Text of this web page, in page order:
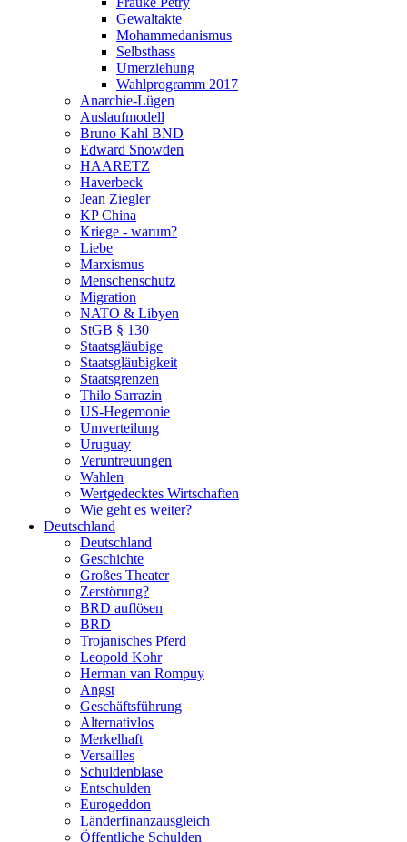
Gewaltakte
Mohammedanismus
Selbsthass
Umerziehung
Wahlprogramm 2017
Anarchie-Lügen
Auslaufmodell
Bruno Kahl BND
Edward Snowden
HAARETZ
Haverbeck
Jean Ziegler
KP China
Kriege - warum?
Liebe
Marxismus
Menschenschutz
Migration
NATO & Libyen
StGB § 130
Staatsgläubige
Staatsgläubigkeit
Staatsgrenzen
Thilo Sarrazin
US-Hegemonie
Umverteilung
Uruguay
Veruntreuungen
Wahlen
Wertgedecktes Wirtschaften
Wie geht es weiter?
Deutschland
Deutschland
Geschichte
Großes Theater
Zerstörung?
BRD auflösen
BRD
Trojanisches Pferd
Leopold Kohr
Herman van Rompuy
Angst
Geschäftsführung
Alternativlos
Merkelhaft
Versailles
Schuldenblase
Entschulden
Eurogeddon
Länderfinanzausgleich
Öffentliche Schulden